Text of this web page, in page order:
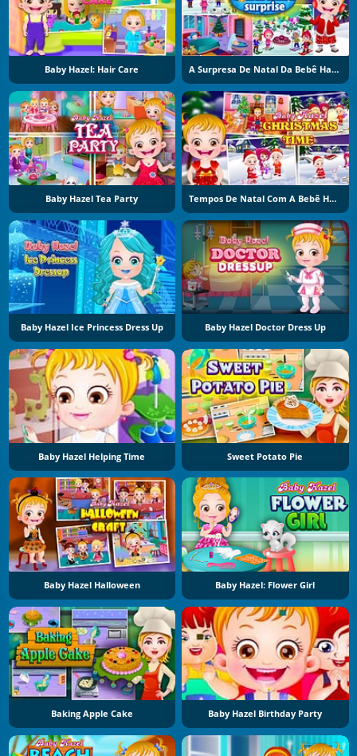
Baby Hazel: Hair Care A Surpresa De Natal Da Bebê Hazel
Baby Hazel Tea Party Tempos De Natal Com A Bebê Hazel
Baby Hazel Ice Princess Dress Up Baby Hazel Doctor Dress Up
Baby Hazel Helping Time Sweet Potato Pie
Baby Hazel Halloween Baby Hazel: Flower Girl
Baking Apple Cake Baby Hazel Birthday Party